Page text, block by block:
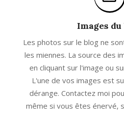
Images
Les photos sur le blog ne
les miennes. La source des
en cliquant sur l'image ou
L'une de vos images est
dérange. Contactez moi
même si vous êtes énervé,